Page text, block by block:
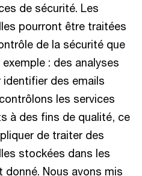
de sécurité. Les
pourront être traitées
de la sécurité que
: des analyses
des emails
les services
à des fins de qualité, ce
de traiter des
stockées dans les
donné. Nous avons mis